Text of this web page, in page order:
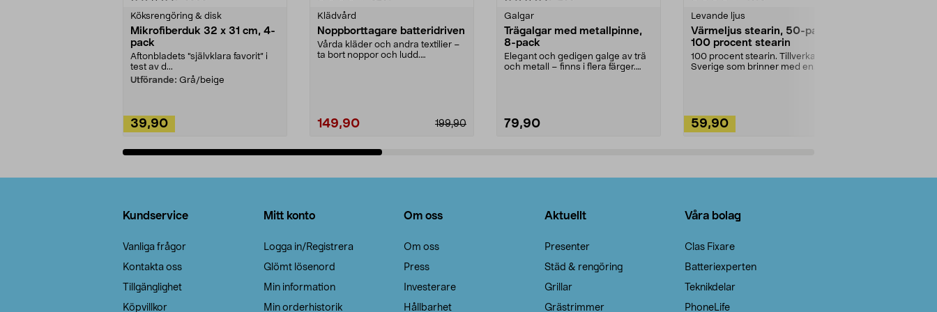
Köksrengöring & disk
Mikrofiberduk 32 x 31 cm, 4-
pack
Aftonbladets "självklara favorit” i
test av d...
Utförande: Grå/beige
39,90
Klädvård
Noppborttagare batteridriven
Vårda kläder och andra textilier –
ta bort noppor och ludd.
199,90
149,90
Galgar
Trägalgar med metallpinne,
8-pack
Elegant och gedigen galge av trä
och metall – finns i flera färger.
79,90
Levande ljus
Värmeljus stearin, 50-pack,
100 procent stearin
100 procent stearin. Tillverkade i
Sverige som brinner med en
59,90
Kundservice
Vanliga frågor
Kontakta oss
Tillgänglighet
Köpvillkor
Mitt konto
Logga in/Registrera
Glömt lösenord
Min information
Min orderhistorik
Om oss
Om oss
Press
Investerare
Hållbarhet
Aktuellt
Presenter
Städ & rengöring
Grillar
Grästrimmer
Våra bolag
Clas Fixare
Batteriexperten
Teknikdelar
PhoneLife